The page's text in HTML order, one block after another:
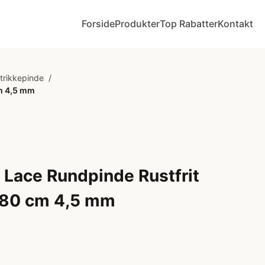
ForsideProdukterTop RabatterKontakt
/
4,5 mm
Lace Rundpinde Rustfrit
cm 4,5 mm